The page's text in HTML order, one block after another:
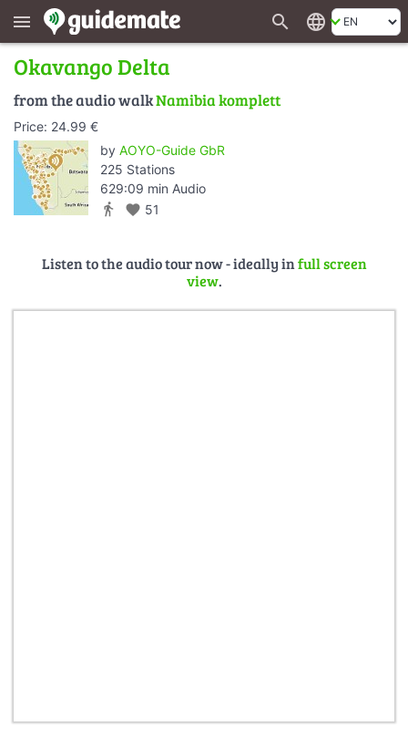
menu search language
Okavango Delta
from the audio walkNamibia komplett
Price: 24.99 €
by AOYO-Guide GbR
225 Stations
629:09 min Audio
directions_walk favorite 51
Listen to the audio tour now - ideally infull screen
view.